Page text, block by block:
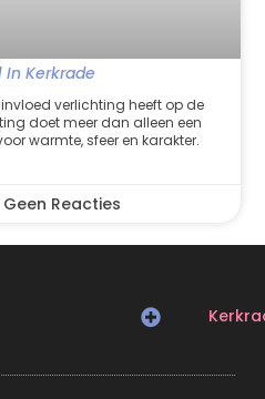
Kerkrade
verlichting heeft op de
doet meer dan alleen een
warmte, sfeer en karakter.
Geen Reacties